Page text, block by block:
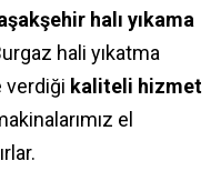
halı yıkama
hali yıkatma
verdiği kaliteli hizmet
el